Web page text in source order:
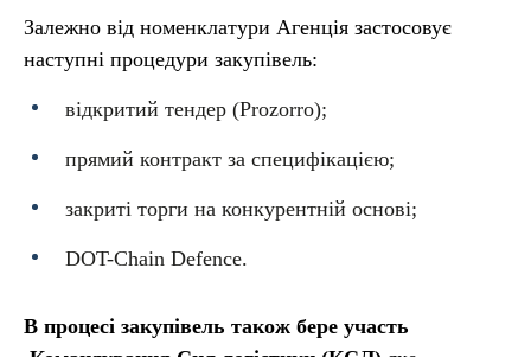
Залежно від номенклатури Агенція застосовує
наступні процедури закупівель:
відкритий тендер (Prozorro);
прямий контракт за специфікацією;
закриті торги на конкурентній основі;
DOT-Chain Defence.
В процесі закупівель також бере участь